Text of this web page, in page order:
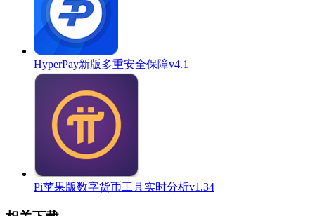
HyperPay新版多重安全保障v4.1
Pi苹果版数字货币工具实时分析v1.34